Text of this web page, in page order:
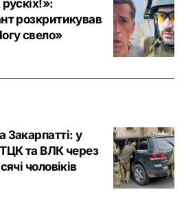
розкритикував
свело»
у
та ВЛК через
чоловіків